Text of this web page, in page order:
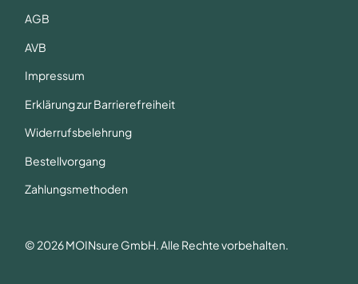
AGB
AVB
Impressum
Erklärung zur Barrierefreiheit
Widerrufsbelehrung
Bestellvorgang
Zahlungsmethoden
© 2026 MOINsure GmbH. Alle Rechte vorbehalten.